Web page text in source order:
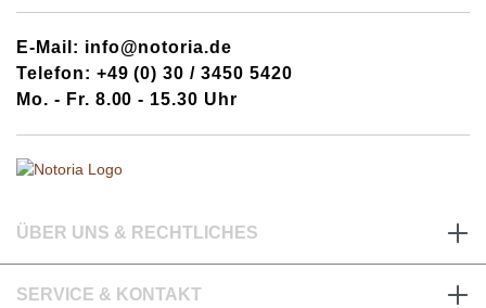
E-Mail: info@notoria.de
Telefon: +49 (0) 30 / 3450 5420
Mo. - Fr. 8.00 - 15.30 Uhr
ÜBER UNS & RECHTLICHES
SERVICE & KONTAKT